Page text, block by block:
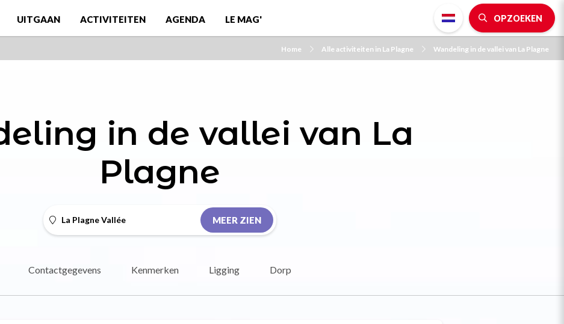
UITGAAN ACTIVITEITEN AGENDA LE MAG' OPZOEKEN
Home Alle activiteiten in La Plagne Wandeling in de vallei van La Plagne
in de vallei van La
Plagne
La Plagne Vallée MEER ZIEN
Contactgegevens Kenmerken Ligging Dorp